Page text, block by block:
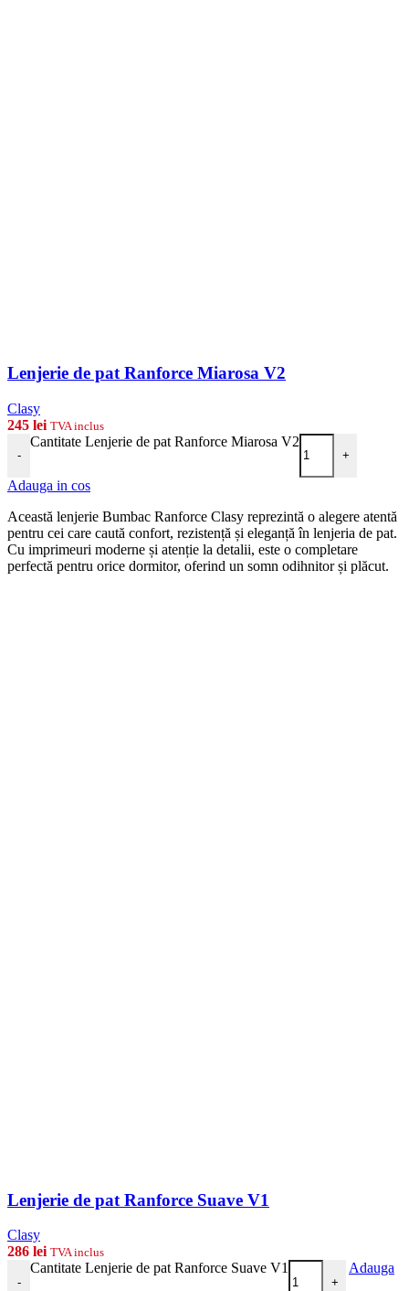
Lenjerie de pat Ranforce Miarosa V2
Clasy
245 lei TVA inclus
-
Cantitate Lenjerie de pat Ranforce Miarosa V2
+
Adauga in cos
Această lenjerie Bumbac Ranforce Clasy reprezintă o alegere atentă
pentru cei care caută confort, rezistență și eleganță în lenjeria de pat.
Cu imprimeuri moderne și atenție la detalii, este o completare
perfectă pentru orice dormitor, oferind un somn odihnitor și plăcut.
Lenjerie de pat Ranforce Suave V1
Clasy
286 lei TVA inclus
-
Cantitate Lenjerie de pat Ranforce Suave V1
+
Adauga